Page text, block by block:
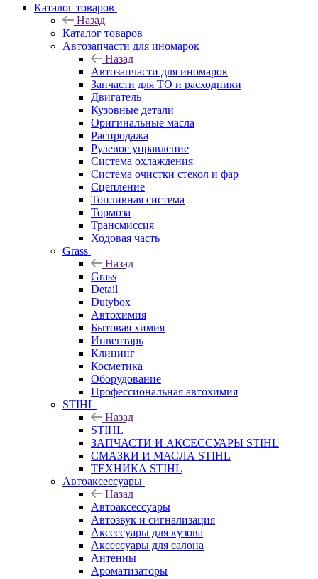
Каталог товаров
Назад
Каталог товаров
Автозапчасти для иномарок
Назад
Автозапчасти для иномарок
Запчасти для ТО и расходники
Двигатель
Кузовные детали
Оригинальные масла
Распродажа
Рулевое управление
Система охлаждения
Система очистки стекол и фар
Сцепление
Топливная система
Тормоза
Трансмиссия
Ходовая часть
Grass
Назад
Grass
Detail
Dutybox
Автохимия
Бытовая химия
Инвентарь
Клининг
Косметика
Оборудование
Профессиональная автохимия
STIHL
Назад
STIHL
ЗАПЧАСТИ И АКСЕССУАРЫ STIHL
СМАЗКИ И МАСЛА STIHL
ТЕХНИКА STIHL
Автоаксессуары
Назад
Автоаксессуары
Автозвук и сигнализация
Аксессуары для кузова
Аксессуары для салона
Антенны
Ароматизаторы